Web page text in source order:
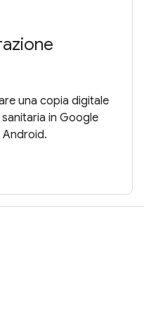
una copia digitale
in Google